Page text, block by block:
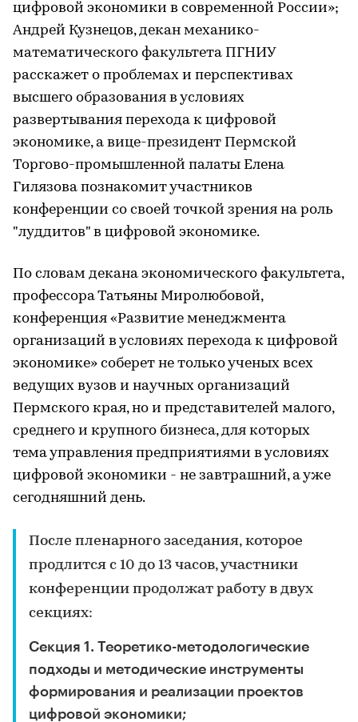
цифровой экономики в современной России»;
Андрей Кузнецов, декан механико-
математического факультета ПГНИУ
расскажет о проблемах и перспективах
высшего образования в условиях
развертывания перехода к цифровой
экономике, а вице-президент Пермской
Торгово-промышленной палаты Елена
Гилязова познакомит участников
конференции со своей точкой зрения на роль
"луддитов" в цифровой экономике.
По словам декана экономического факультета,
профессора Татьяны Миролюбовой,
конференция «Развитие менеджмента
организаций в условиях перехода к цифровой
экономике» соберет не только ученых всех
ведущих вузов и научных организаций
Пермского края, но и представителей малого,
среднего и крупного бизнеса, для которых
тема управления предприятиями в условиях
цифровой экономики - не завтрашний, а уже
сегодняшний день.
После пленарного заседания, которое
продлится с 10 до 13 часов, участники
конференции продолжат работу в двух
секциях:
Секция 1. Теоретико-методологические
подходы и методические инструменты
формирования и реализации проектов
цифровой экономики;